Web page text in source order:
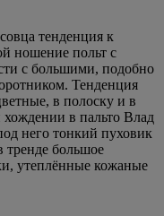
тенденция к
ношение польт с
с большими, подобно
Тенденция
в полоску и в
хождении в пальто Влад
него тонкий пуховик
тренде большое
утеплённые кожаные